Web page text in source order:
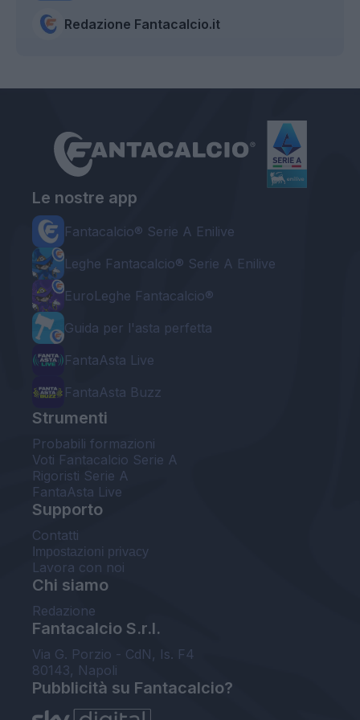
Redazione Fantacalcio.it
Le nostre app
Fantacalcio® Serie A Enilive
Leghe Fantacalcio® Serie A Enilive
EuroLeghe Fantacalcio®
Guida per l'asta perfetta
FantaAsta Live
FantaAsta Buzz
Strumenti
Probabili formazioni
Voti Fantacalcio Serie A
Rigoristi Serie A
FantaAsta Live
Supporto
Contatti
Impostazioni privacy
Lavora con noi
Chi siamo
Redazione
Fantacalcio S.r.l.
Via G. Porzio - CdN, Is. F4
80143, Napoli
Pubblicità su Fantacalcio?